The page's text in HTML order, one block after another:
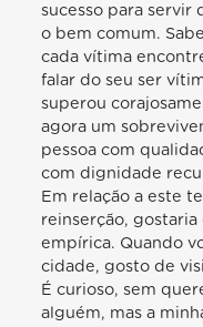
sucesso para servir
o bem comum.
cada vítima
falar do seu ser
superou
agora um
pessoa com
com dignidade
Em relação a este
reinserção,
empírica. Quando
cidade, gosto de
É curioso, sem
alguém, mas a